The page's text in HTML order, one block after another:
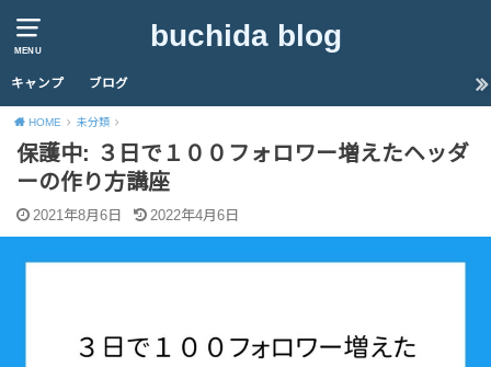
MENU buchida blog
キャンプ ブログ
HOME 未分類
保護中: ３日で１００フォロワー増えたヘッダ
ーの作り方講座
2021年8月6日 2022年4月6日